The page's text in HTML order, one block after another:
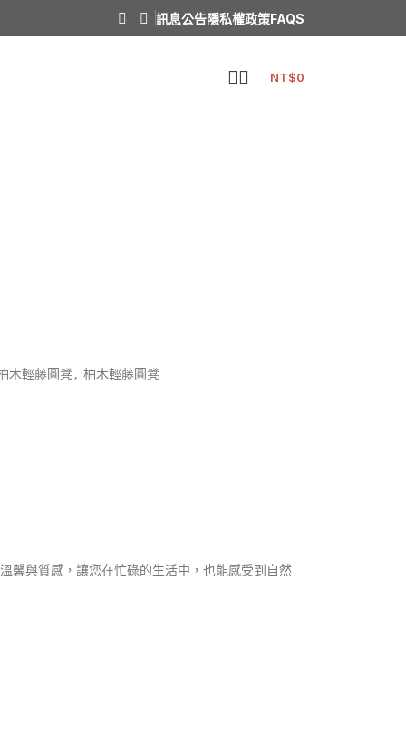
訊息公告隱私權政策FAQS
NT$0
木輕藤圓凳, 柚木輕藤圓凳
馨與質感，讓您在忙碌的生活中，也能感受到自然